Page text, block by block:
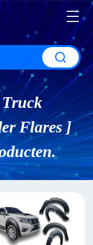
Flares ]